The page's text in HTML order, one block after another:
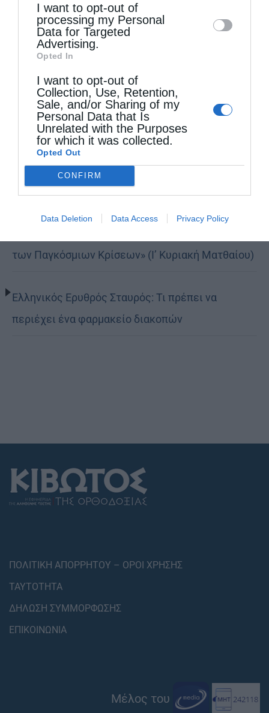
disclose it to other third parties.
I want to opt-out of
processing my Personal
Data for Targeted
Advertising.
Opted In
I want to opt-out of
Collection, Use, Retention,
Sale, and/or Sharing of my
Personal Data that Is
Unrelated with the Purposes
for which it was collected.
Opted Out
CONFIRM
Data Deletion Data Access Privacy Policy
Δημητριάδος Ιγνάτιος: «Η Παναγία παρηγορεί και
δίνει βάλσαμο σε κάθε πληγή της ανθρώπινης
ψυχής» (φωτο)
Χριστοφόρος αγάπη
Δημητριάδος Ιγνάτιος: «Ο Ναός είναι ο τόπος της
πίστεως, της παράδοσης και της ενότητας»
των Παγκόσμιων Κρίσεων» (Ι’ Κυριακή Ματθαίου)
Ελληνικός Ερυθρός Σταυρός: Τι πρέπει να
περιέχει ένα φαρμακείο διακοπών
ΠΟΛΙΤΙΚΗ ΑΠΟΡΡΗΤΟΥ – ΟΡΟΙ ΧΡΗΣΗΣ
ΤΑΥΤΟΤΗΤΑ
ΔΗΛΩΣΗ ΣΥΜΜΟΡΦΩΣΗΣ
ΕΠΙΚΟΙΝΩΝΙΑ
Μέλος του